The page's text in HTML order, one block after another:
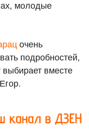
молодые
очень
подробностей,
вместе